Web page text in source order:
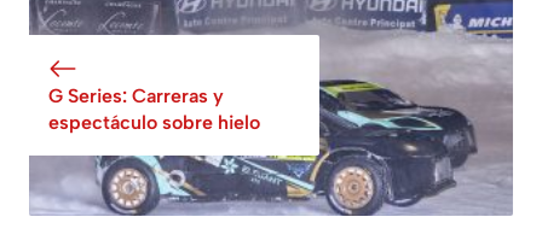
G Series: Carreras y
espectáculo sobre hielo